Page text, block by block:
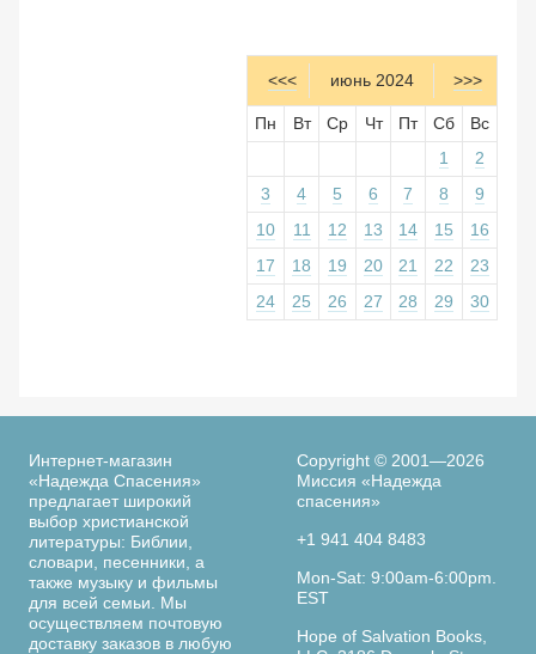
<<< июнь 2024 >>>
Пн Вт Ср Чт Пт Сб
Вс
1
2
3
4 5 6 7 8
9
10
11 12 13 14 15
16
17
18 19 20 21 22
23
24
25 26 27 28 29 30
Интернет-магазин
«Надежда Спасения»
предлагает широкий
выбор христианской
литературы: Библии,
словари, песенники, а
также музыку и фильмы
для всей семьи. Мы
осуществляем почтовую
доставку заказов в любую
Copyright © 2001—2026
Миссия «Надежда
спасения»
+1 941 404 8483
Mon-Sat: 9:00am-6:00pm.
EST
Hope of Salvation Books,